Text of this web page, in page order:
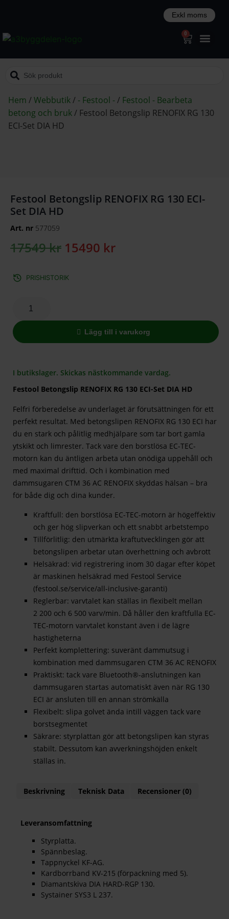
0
Hem /Webbutik/ - Festool -/ Festool - Bearbeta
betong och bruk/ Festool Betongslip RENOFIX RG 130
ECI-Set DIA HD
Festool Betongslip RENOFIX RG 130 ECI-
Set DIA HD
Art. nr 577059
17549kr 15490 kr
PRISHISTORIK
Lägg till i varukorg
I butikslager. Skickas nästkommande vardag.
Festool Betongslip RENOFIX RG 130 ECI-Set DIA HD
Felfri förberedelse av underlaget är förutsättningen för ett
perfekt resultat. Med betongslipen RENOFIX RG 130 ECI har
du en stark och pålitlig medhjälpare som tar bort gamla
ytskikt och limrester. Tack vare den borstlösa EC-TEC-
motorn kan du äntligen arbeta utan onödiga uppehåll och
med maximal drifttid. Och i kombination med
dammsugaren CTM 36 AC RENOFIX skyddas hälsan – bra
för både dig och dina kunder.
Kraftfull: den borstlösa EC-TEC-motorn är högeffektiv
och ger hög slipverkan och ett snabbt arbetstempo
Tillförlitlig: den utmärkta kraftutvecklingen gör att
betongslipen arbetar utan överhettning och avbrott
Helsäkrad: vid registrering inom 30 dagar efter köpet
är maskinen helsäkrad med Festool Service
(festool.se/service/all-inclusive-garanti)
Reglerbar: varvtalet kan ställas in flexibelt mellan
2 200 och 6 500 varv/min. Då håller den kraftfulla EC-
TEC-motorn varvtalet konstant även i de lägre
hastigheterna
Perfekt komplettering: suveränt dammutsug i
kombination med dammsugaren CTM 36 AC RENOFIX
Praktiskt: tack vare Bluetooth®-anslutningen kan
dammsugaren startas automatiskt även när RG 130
ECI är ansluten till en annan strömkälla
Flexibelt: slipa golvet ända intill väggen tack vare
borstsegmentet
Säkrare: styrplattan gör att betongslipen kan styras
stabilt. Dessutom kan avverkningshöjden enkelt
ställas in.
Beskrivning Teknisk Data Recensioner (0)
Leveransomfattning
Styrplatta.
Spännbeslag.
Tappnyckel KF-AG.
Kardborrband KV-215 (förpackning med 5).
Diamantskiva DIA HARD-RGP 130.
Systainer SYS3 L 237.